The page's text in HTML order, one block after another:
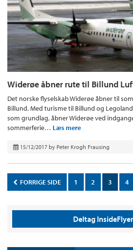
Widerøe åbner rute til Billund
Det norske flyselskab Widerøe åbner til
Billund. Med turisme til Billund og
som grundlag, åbner Widerøe ved
sommerferie… Læs mere
15/12/2017 by Peter Krogh Frausing
FORRIGE SIDE 1 2 3 4
Deltag